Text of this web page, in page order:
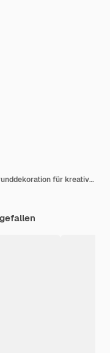
3D-Textbox mit abstrakter Hintergrunddekoration für kreative Designs